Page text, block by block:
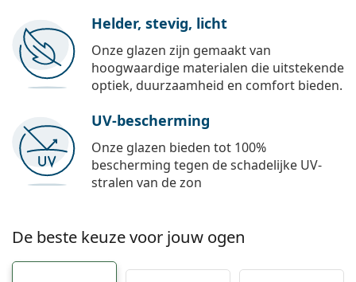
Helder, stevig, licht
Onze glazen zijn gemaakt van
hoogwaardige materialen die uitstekende
optiek, duurzaamheid en comfort bieden.
UV-bescherming
Onze glazen bieden tot 100%
bescherming tegen de schadelijke UV-
stralen van de zon
De beste keuze voor jouw ogen